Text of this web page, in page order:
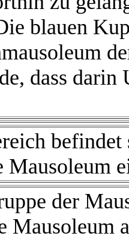
blauen
dass
Mausoleum
der
Mausoleum